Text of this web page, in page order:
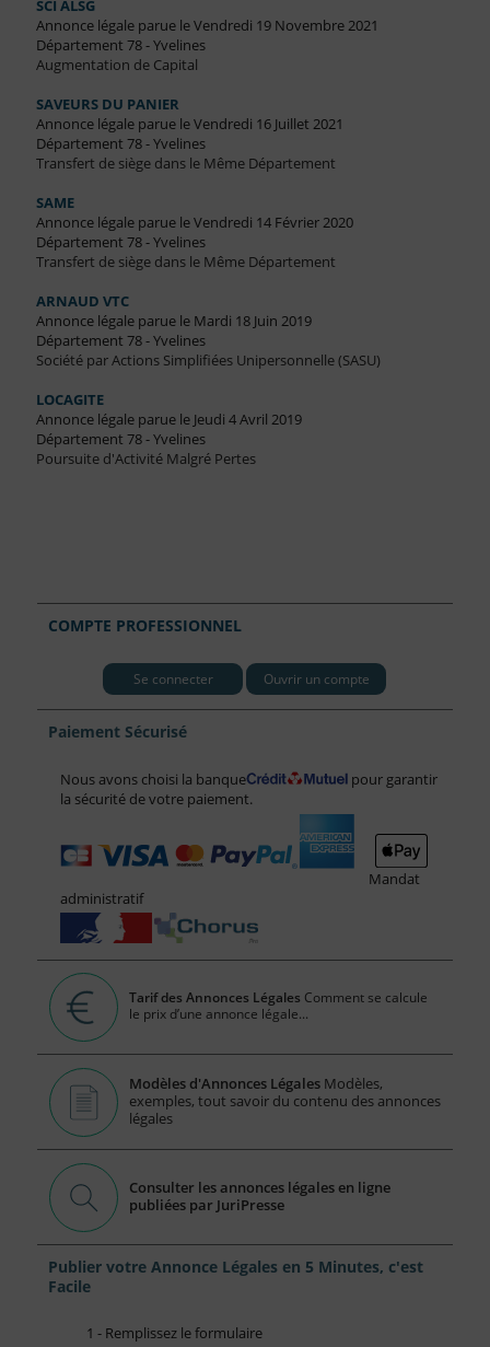
SCI ALSG
Annonce légale parue le Vendredi 19 Novembre 2021
Département 78 - Yvelines
Augmentation de Capital
SAVEURS DU PANIER
Annonce légale parue le Vendredi 16 Juillet 2021
Département 78 - Yvelines
Transfert de siège dans le Même Département
SAME
Annonce légale parue le Vendredi 14 Février 2020
Département 78 - Yvelines
Transfert de siège dans le Même Département
ARNAUD VTC
Annonce légale parue le Mardi 18 Juin 2019
Département 78 - Yvelines
Société par Actions Simplifiées Unipersonnelle (SASU)
LOCAGITE
Annonce légale parue le Jeudi 4 Avril 2019
Département 78 - Yvelines
Poursuite d'Activité Malgré Pertes
COMPTE PROFESSIONNEL
Se connecter Ouvrir un compte
Paiement Sécurisé
Nous avons choisi la banque
pour garantir
la sécurité de votre paiement.
Mandat
administratif
Tarif des Annonces Légales Comment se calcule
le prix d’une annonce légale...
Modèles d'Annonces Légales Modèles,
exemples, tout savoir du contenu des annonces
légales
Consulter les annonces légales en ligne
publiées par JuriPresse
Publier votre Annonce Légales en 5 Minutes, c'est
Facile
1 - Remplissez le formulaire